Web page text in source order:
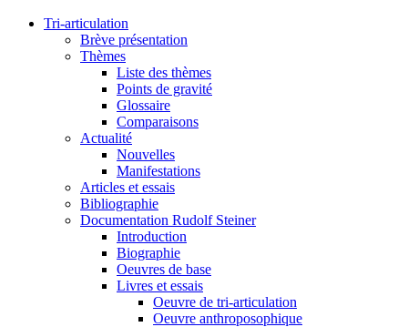
Tri-articulation
Brève présentation
Thèmes
Liste des thèmes
Points de gravité
Glossaire
Comparaisons
Actualité
Nouvelles
Manifestations
Articles et essais
Bibliographie
Documentation Rudolf Steiner
Introduction
Biographie
Oeuvres de base
Livres et essais
Oeuvre de tri-articulation
Oeuvre anthroposophique